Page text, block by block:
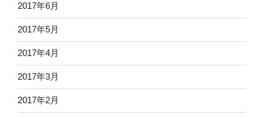
2017年6月
2017年5月
2017年4月
2017年3月
2017年2月